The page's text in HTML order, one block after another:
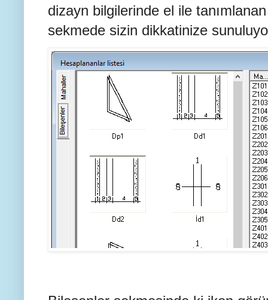
dizayn bilgilerinde el ile
sekmede sizin dikkatinize